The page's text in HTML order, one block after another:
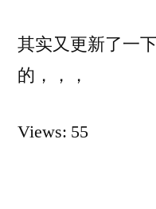
其实又更新了一
的，，，
Views: 55